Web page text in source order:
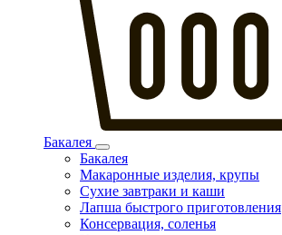
Бакалея
Бакалея
Макаронные изделия, крупы
Сухие завтраки и каши
Лапша быстрого приготовления
Консервация, соленья